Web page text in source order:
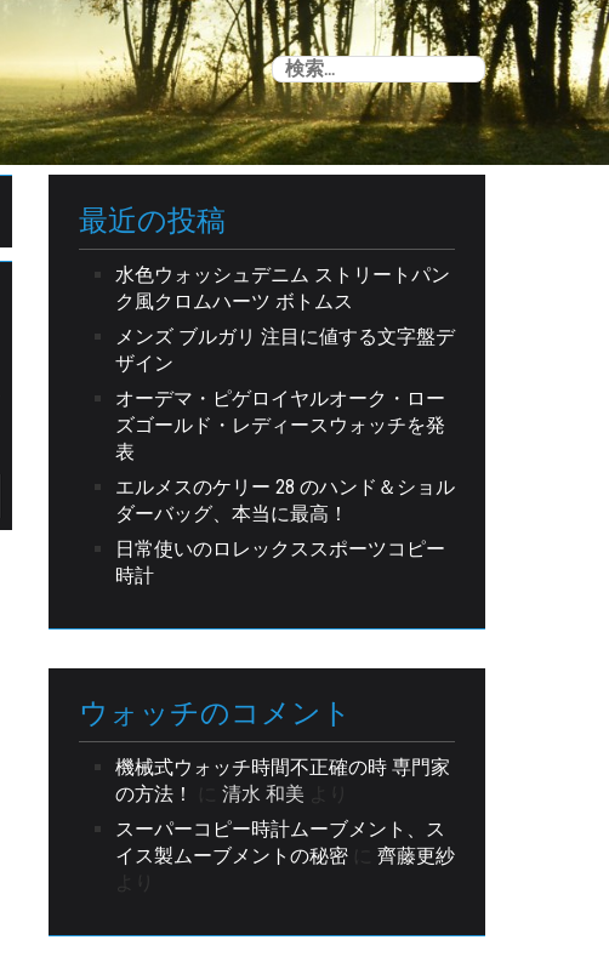
検
索:
最近の投稿
水色ウォッシュデニム ストリートパン
ク風クロムハーツ ボトムス
メンズ ブルガリ 注目に値する文字盤デ
ザイン
オーデマ・ピゲロイヤルオーク・ロー
ズゴールド・レディースウォッチを発
表
エルメスのケリー 28 のハンド＆ショル
ダーバッグ、本当に最高！
日常使いのロレックススポーツコピー
時計
ウォッチのコメント
機械式ウォッチ時間不正確の時 専門家
の方法！
に 清水 和美 より
スーパーコピー時計ムーブメント、ス
イス製ムーブメントの秘密に 齊藤更紗
より